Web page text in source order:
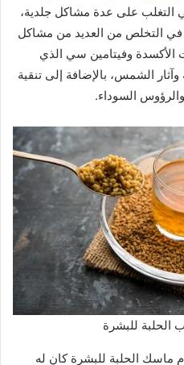
التغلب على عدة مشاكل جلدية،
في التخلص من العديد من مشاكل
وفيتامين سي الذي
الشمس، بالإضافة إلى تنقية
السوداء.
للبشرة
ماسك الحلبة للبشرة كان له